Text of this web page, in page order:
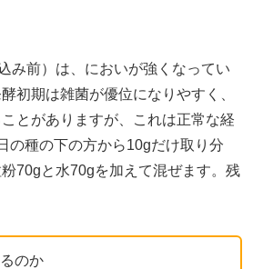
み前）は、においが強くなってい
初期は雑菌が優位になりやすく、
とがありますが、これは正常な経
の種の下の方から10gだけ取り分
70gと水70gを加えて混ぜます。残
のか